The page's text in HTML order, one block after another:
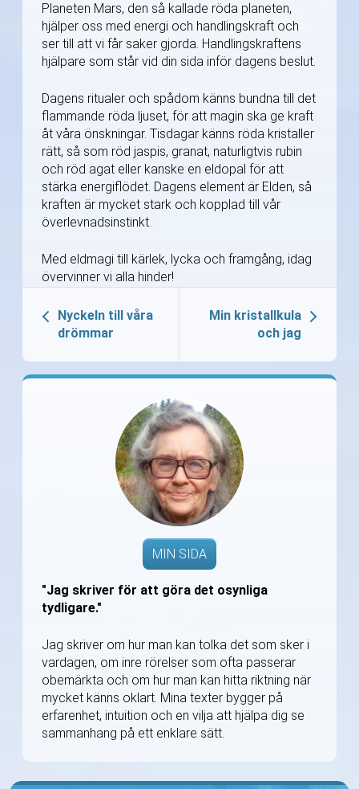
Planeten Mars, den så kallade röda planeten,
hjälper oss med energi och handlingskraft och
ser till att vi får saker gjorda. Handlingskraftens
hjälpare som står vid din sida inför dagens beslut.
Dagens ritualer och spådom känns bundna till det
flammande röda ljuset, för att magin ska ge kraft
åt våra önskningar. Tisdagar känns röda kristaller
rätt, så som röd jaspis, granat, naturligtvis rubin
och röd agat eller kanske en eldopal för att
stärka energiflödet. Dagens element är Elden, så
kraften är mycket stark och kopplad till vår
överlevnadsinstinkt.
Med eldmagi till kärlek, lycka och framgång, idag
övervinner vi alla hinder!
Nyckeln till våra
drömmar
Min kristallkula
och jag
MIN SIDA
"Jag skriver för att göra det osynliga
tydligare."
Jag skriver om hur man kan tolka det som sker i
vardagen, om inre rörelser som ofta passerar
obemärkta och om hur man kan hitta riktning när
mycket känns oklart. Mina texter bygger på
erfarenhet, intuition och en vilja att hjälpa dig se
sammanhang på ett enklare sätt.